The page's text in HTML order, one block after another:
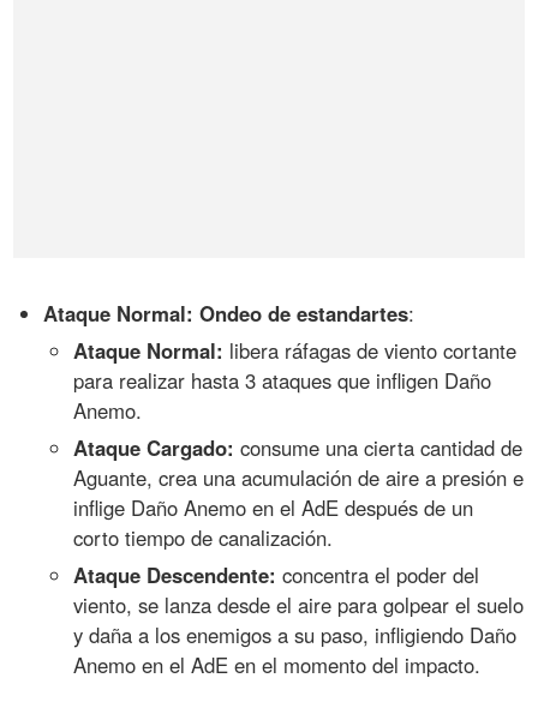
Ataque Normal: Ondeo de estandartes:
Ataque Normal: libera ráfagas de viento cortante
para realizar hasta 3 ataques que infligen Daño
Anemo.
Ataque Cargado: consume una cierta cantidad de
Aguante, crea una acumulación de aire a presión e
inflige Daño Anemo en el AdE después de un
corto tiempo de canalización.
Ataque Descendente: concentra el poder del
viento, se lanza desde el aire para golpear el suelo
y daña a los enemigos a su paso, infligiendo Daño
Anemo en el AdE en el momento del impacto.